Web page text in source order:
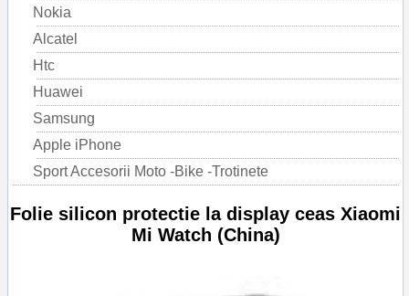
Nokia
Alcatel
Htc
Huawei
Samsung
Apple iPhone
Sport Accesorii Moto -Bike -Trotinete
Folie silicon protectie la display ceas Xiaomi
Mi Watch (China)